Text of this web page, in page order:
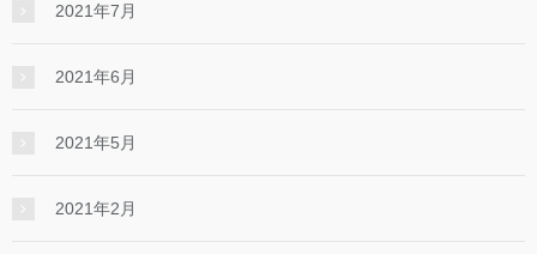
2021年7月
2021年6月
2021年5月
2021年2月